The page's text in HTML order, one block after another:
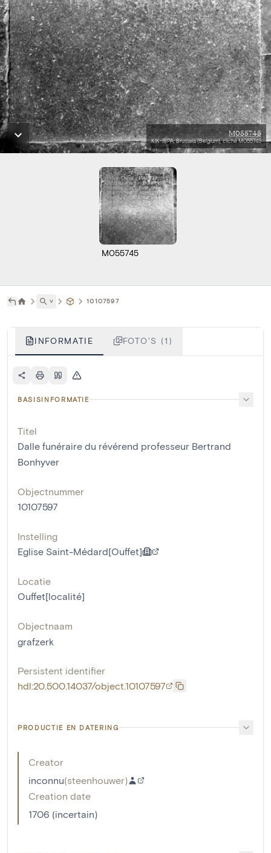
M055745
KIK-IRPA, Brussels (Belgium), cliché M055745
M055745
˅ 10107597
INFORMATIE FOTO'S (1)
BASISINFORMATIE
Titel
Dalle funéraire du révérend professeur Bertrand
Bonhyver
Objectnummer
10107597
Instelling
Eglise Saint-Médard[Ouffet]
Locatie
Ouffet[localité]
Objectnaam
grafzerk
Persistent identifier
hdl:20.500.14037/object.10107597
PRODUCTIE EN DATERING
Creator
inconnu(steenhouwer)
Creation date
1706 (incertain)